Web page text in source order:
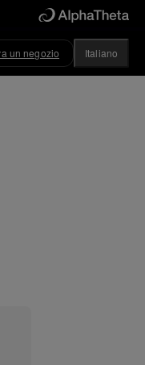
un negozio Italiano